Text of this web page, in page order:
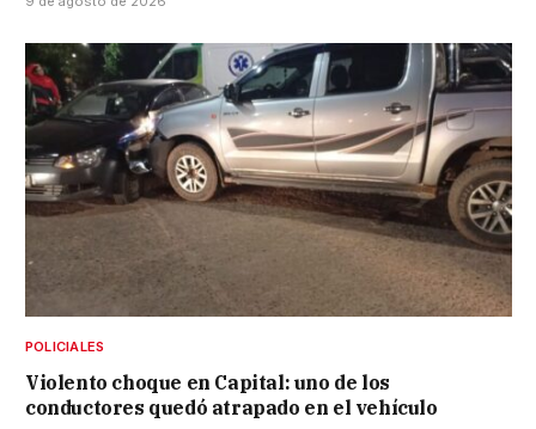
POLICIALES
Violento choque en Capital: uno de los
conductores quedó atrapado en el vehículo